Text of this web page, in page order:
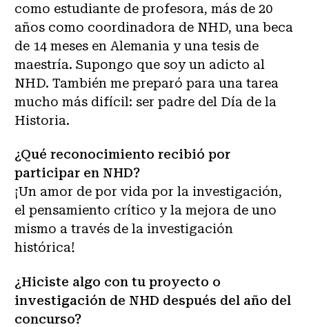
como estudiante de profesora, más de 20
años como coordinadora de NHD, una beca
de 14 meses en Alemania y una tesis de
maestría. Supongo que soy un adicto al
NHD. También me preparó para una tarea
mucho más difícil: ser padre del Día de la
Historia.
¿Qué reconocimiento recibió por
participar en NHD?
¡Un amor de por vida por la investigación,
el pensamiento crítico y la mejora de uno
mismo a través de la investigación
histórica!
¿Hiciste algo con tu proyecto o
investigación de NHD después del año del
concurso?